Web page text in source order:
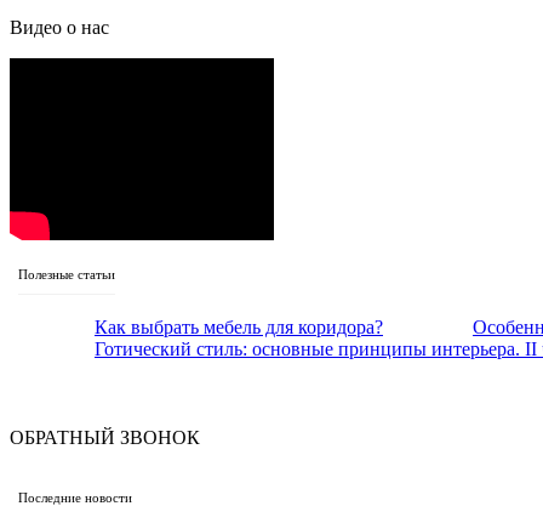
Видео о нас
Полезные статьи
Как выбрать мебель для коридора?
Готический стиль: основные принципы интерьера. II
ОБРАТНЫЙ ЗВОНОК
Последние новости